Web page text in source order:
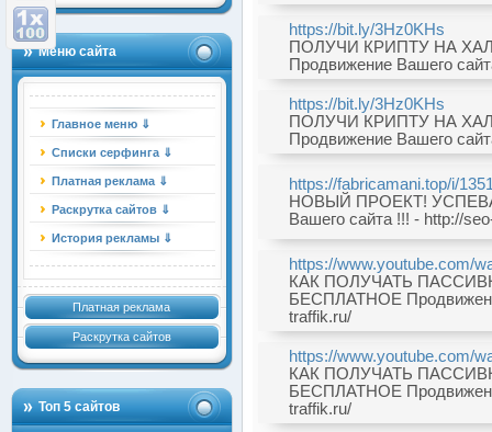
Меню сайта
Главное меню ⇓
Списки серфинга ⇓
Платная реклама ⇓
Раскрутка сайтов ⇓
История рекламы ⇓
Платная реклама
Раскрутка сайтов
Топ 5 сайтов
https://bit.ly/3Hz0KHs
ПОЛУЧИ КРИПТУ НА
Продвижение Вашего
https://bit.ly/3Hz0KHs
ПОЛУЧИ КРИПТУ НА
Продвижение Вашего
https://fabricamani.top/i/
НОВЫЙ ПРОЕКТ!
Вашего сайта !!! - http://
https://www.youtube.com/
КАК ПОЛУЧАТЬ
БЕСПЛАТНОЕ
traffik.ru/
https://www.youtube.com/
КАК ПОЛУЧАТЬ
БЕСПЛАТНОЕ
traffik.ru/